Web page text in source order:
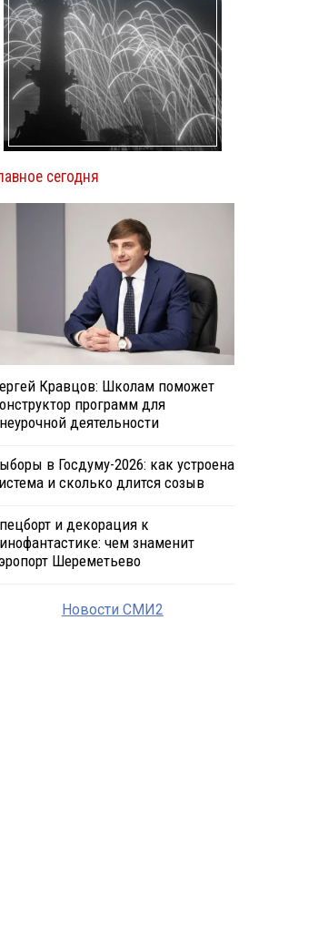
сегодня
Кравцов: Школам поможет
программ для
деятельности
в Госдуму-2026: как устроена
и сколько длится созыв
и декорация к
чем знаменит
Шереметьево
Новости СМИ2